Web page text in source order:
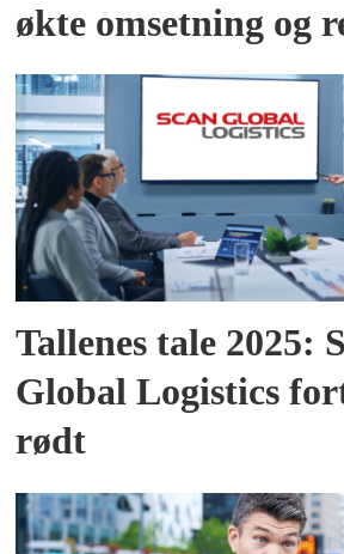
økte omsetning og
Tallenes tale 2025:
Global Logistics
rødt